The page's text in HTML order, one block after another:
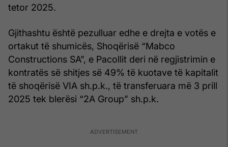
tetor 2025.
Gjithashtu është pezulluar edhe e drejta e votës e
ortakut të shumicës, Shoqërisë “Mabco
Constructions SA”, e Pacollit deri në regjistrimin e
kontratës së shitjes së 49% të kuotave të kapitalit
të shoqërisë VIA sh.p.k., të transferuara më 3 prill
2025 tek blerësi “2A Group” sh.p.k.